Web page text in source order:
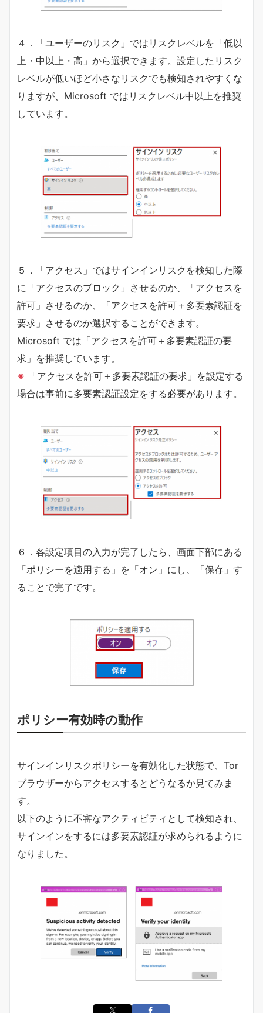
４．「ユーザーのリスク」ではリスクレベルを「低以
上・中以上・高」から選択できます。設定したリスク
レベルが低いほど小さなリスクでも検知されやすくな
りますが、Microsoft ではリスクレベル中以上を推奨
しています。
５．「アクセス」ではサインインリスクを検知した際
に「アクセスのブロック」させるのか、「アクセスを
許可」させるのか、「アクセスを許可＋多要素認証を
要求」させるのか選択することができます。
Microsoft では「アクセスを許可＋多要素認証の要
求」を推奨しています。
※ 「アクセスを許可＋多要素認証の要求」を設定する
場合は事前に多要素認証設定をする必要があります。
６．各設定項目の入力が完了したら、画面下部にある
「ポリシーを適用する」を「オン」にし、「保存」す
ることで完了です。
ポリシー有効時の動作
サインインリスクポリシーを有効化した状態で、Tor
ブラウザーからアクセスするとどうなるか見てみま
す。
以下のように不審なアクティビティとして検知され、
サインインをするには多要素認証が求められるように
なりました。